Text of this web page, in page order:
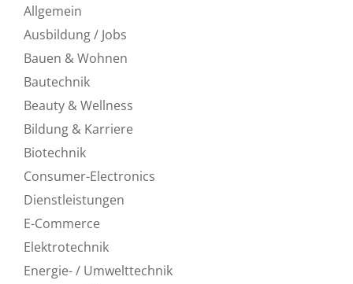
Allgemein
Ausbildung / Jobs
Bauen & Wohnen
Bautechnik
Beauty & Wellness
Bildung & Karriere
Biotechnik
Consumer-Electronics
Dienstleistungen
E-Commerce
Elektrotechnik
Energie- / Umwelttechnik